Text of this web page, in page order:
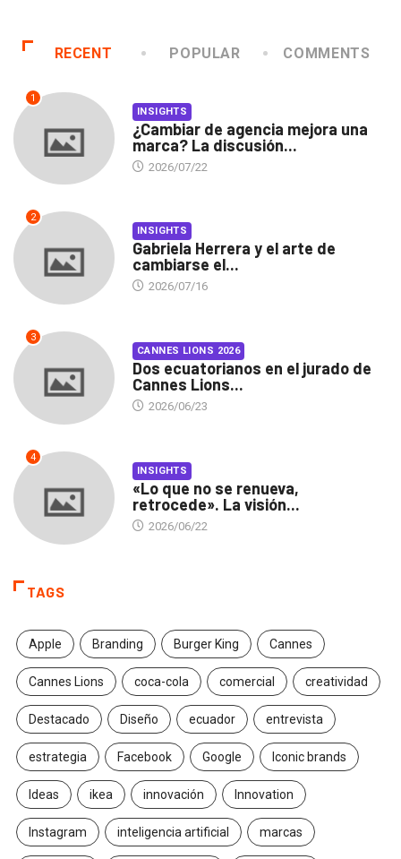
RECENT POPULAR COMMENTS
1
INSIGHTS
¿Cambiar de agencia mejora una
marca? La discusión...
2026/07/22
2
INSIGHTS
Gabriela Herrera y el arte de
cambiarse el...
2026/07/16
3
CANNES LIONS 2026
Dos ecuatorianos en el jurado de
Cannes Lions...
2026/06/23
4
INSIGHTS
«Lo que no se renueva,
retrocede». La visión...
2026/06/22
TAGS
Apple Branding Burger King Cannes
Cannes Lions coca-cola comercial creatividad
Destacado Diseño ecuador entrevista
estrategia Facebook Google Iconic brands
Ideas ikea innovación Innovation
Instagram inteligencia artificial marcas